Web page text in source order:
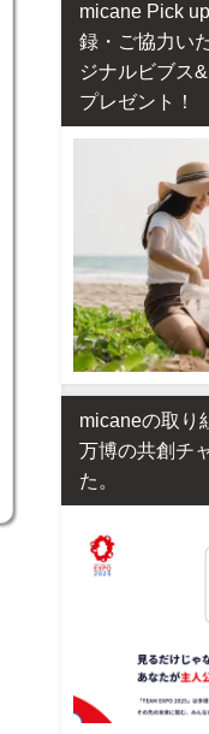
micane Pick
録・ご協力い
ジナルビブス
プレゼント！
micaneの取り
万博の共創チ
た。